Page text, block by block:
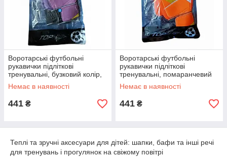
Воротарські футбольні
рукавички підліткові
тренувальні, бузковий колір,
кольори в асортименті
Немає в наявності
441 ₴
Воротарські футбольні
рукавички підліткові
тренувальні, помаранчевий
колір
Немає в наявності
441 ₴
Теплі та зручні аксесуари для дітей: шапки, бафи та інші речі
для тренувань і прогулянок на свіжому повітрі